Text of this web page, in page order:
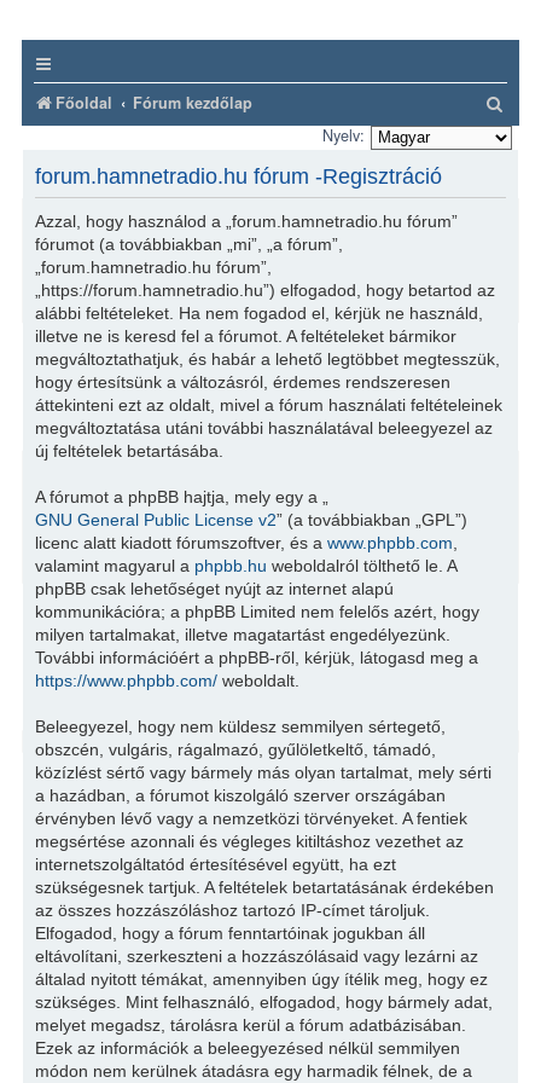
Főoldal Fórum kezdőlap
e
e
Nyelv:
forum.hamnetradio.hu fórum -Regisztráció
Azzal, hogy használod a „forum.hamnetradio.hu fórum”
fórumot (a továbbiakban „mi”, „a fórum”,
„forum.hamnetradio.hu fórum”,
„https://forum.hamnetradio.hu”) elfogadod, hogy betartod az
alábbi feltételeket. Ha nem fogadod el, kérjük ne használd,
illetve ne is keresd fel a fórumot. A feltételeket bármikor
megváltoztathatjuk, és habár a lehető legtöbbet megtesszük,
hogy értesítsünk a változásról, érdemes rendszeresen
áttekinteni ezt az oldalt, mivel a fórum használati feltételeinek
megváltoztatása utáni további használatával beleegyezel az
új feltételek betartásába.
A fórumot a phpBB hajtja, mely egy a „
GNU General Public License v2” (a továbbiakban „GPL”)
licenc alatt kiadott fórumszoftver, és awww.phpbb.com
valamint magyarul a phpbb.hu weboldalról tölthető le. A
phpBB csak lehetőséget nyújt az internet alapú
kommunikációra; a phpBB Limited nem felelős azért, hogy
milyen tartalmakat, illetve magatartást engedélyezünk.
További információért a phpBB-ről, kérjük, látogasd meg a
https://www.phpbb.com/ weboldalt.
Beleegyezel, hogy nem küldesz semmilyen sértegető,
obszcén, vulgáris, rágalmazó, gyűlöletkeltő, támadó,
közízlést sértő vagy bármely más olyan tartalmat, mely sérti
a hazádban, a fórumot kiszolgáló szerver országában
érvényben lévő vagy a nemzetközi törvényeket. A fentiek
megsértése azonnali és végleges kitiltáshoz vezethet az
internetszolgáltatód értesítésével együtt, ha ezt
szükségesnek tartjuk. A feltételek betartatásának érdekében
az összes hozzászóláshoz tartozó IP-címet tároljuk.
Elfogadod, hogy a fórum fenntartóinak jogukban áll
eltávolítani, szerkeszteni a hozzászólásaid vagy lezárni az
általad nyitott témákat, amennyiben úgy ítélik meg, hogy ez
szükséges. Mint felhasználó, elfogadod, hogy bármely adat,
melyet megadsz, tárolásra kerül a fórum adatbázisában.
Ezek az információk a beleegyezésed nélkül semmilyen
módon nem kerülnek átadásra egy harmadik félnek, de a